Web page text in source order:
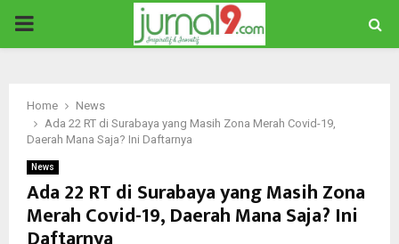
PRIMARY
Home
News
Ada 22 RT di Surabaya yang Masih Zona Merah Covid-19,
Daerah Mana Saja? Ini Daftarnya
News
Ada 22 RT di Surabaya yang Masih Zona
Merah Covid-19, Daerah Mana Saja? Ini